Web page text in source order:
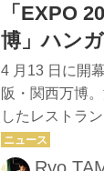
Shingo
んだ食材とワ
と2時間。J R
ゾートファッ
か浮き足だっ
タクシーを待
「EXPO
博」ハン
ン「ミシ
バーがス
4 月13 日に開
阪・関西万博
したレストラ
るための道し
ならぜひ訪れ